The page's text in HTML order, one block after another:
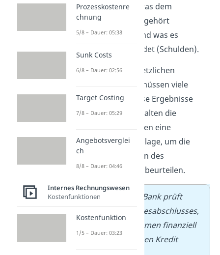
Bilanz:Zeigt, was dem
Unternehmen gehört
(Vermögen) und was es
anderen schuldet (Schulden).
Aufgrund der gesetzlichen
Publizitätspflicht müssen viele
Unternehmen diese Ergebnisse
offenlegen. So erhalten die
externen Adressaten eine
verlässliche Grundlage, um die
finanzielle Situation des
Unternehmens zu beurteilen.
➡️Beispiel:
Eine Bank prüft
anhand des Jahresabschlusses,
ob ein Unternehmen finanziell
stabil ist und einen Kredit
Prozesskostenre
chnung
5/8 – Dauer: 05:38
Sunk Costs
6/8 – Dauer: 02:56
Target Costing
7/8 – Dauer: 05:29
Angebotsverglei
ch
8/8 – Dauer: 04:46
Internes Rechnungswesen
Kostenfunktionen
Kostenfunktion
1/5 – Dauer: 03:23